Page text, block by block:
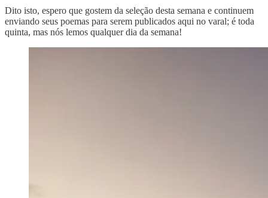
Dito isto, espero que gostem da seleção desta semana e continuem
enviando seus poemas para serem publicados aqui no varal; é toda
quinta, mas nós lemos qualquer dia da semana!